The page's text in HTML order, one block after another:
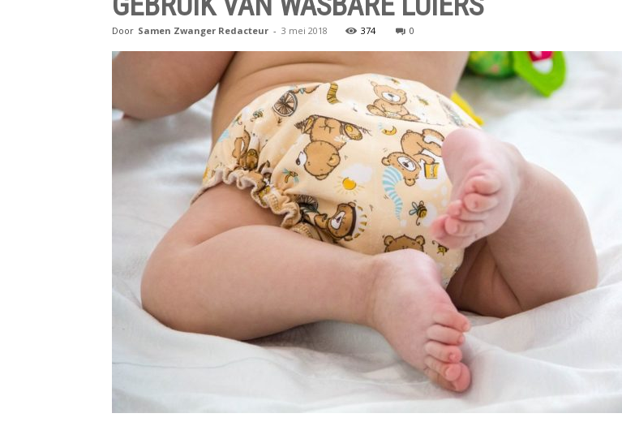
Door Samen Zwanger Redacteur - 3 mei 2018 374 0